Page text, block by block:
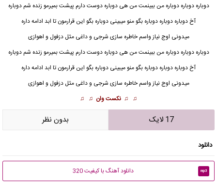
دوباره دوباره دوباره من ببینمت من هی دوباره دوست دارم پیشت بمیرمو زنده شم دوباره
آخ دوباره دوباره دوباره بگو منو میبینی دوباره بگو این قرارمون تا ابد ادامه داره
میدونی اوج نیاز واسم خاطره سازی شرجی و داغی مثل دزفول و اهوازی
دوباره دوباره دوباره من ببینمت من هی دوباره دوست دارم پیشت بمیرمو زنده شم دوباره
آخ دوباره دوباره دوباره بگو منو میبینی دوباره بگو این قرارمون تا ابد ادامه داره
میدونی اوج نیاز واسم خاطره سازی شرجی و داغی مثل دزفول و اهوازی
♫ ♫ نکست وان ♫ ♫
17 لایک بدون نظر
دانلود
mp3 دانلود آهنگ با کیفیت 320